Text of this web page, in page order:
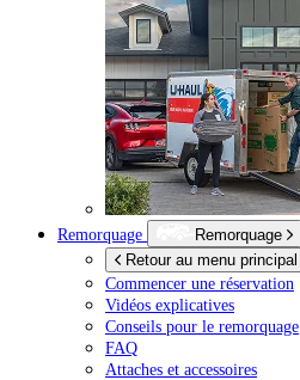
Remorquage
Remorquage
Retour au menu principal
Commencer une réservation
Vidéos explicatives
Conseils pour le remorquage
FAQ
Attaches et accessoires